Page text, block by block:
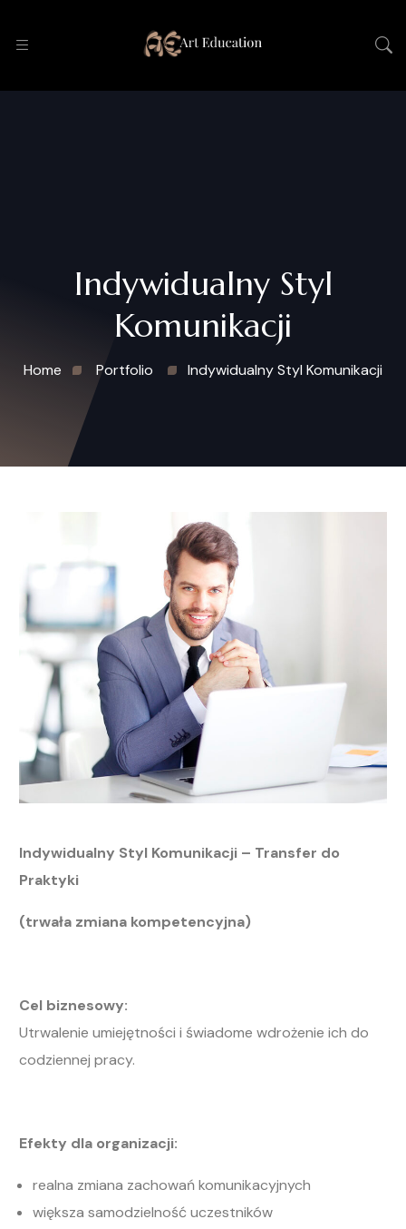
Indywidualny Styl
Komunikacji
Home Portfolio Indywidualny Styl Komunikacji
Indywidualny Styl Komunikacji – Transfer do
Praktyki
(trwała zmiana kompetencyjna)
Cel biznesowy:
Utrwalenie umiejętności i świadome wdrożenie ich do
codziennej pracy.
Efekty dla organizacji:
realna zmiana zachowań komunikacyjnych
większa samodzielność uczestników